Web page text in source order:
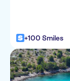
+100 Smiles